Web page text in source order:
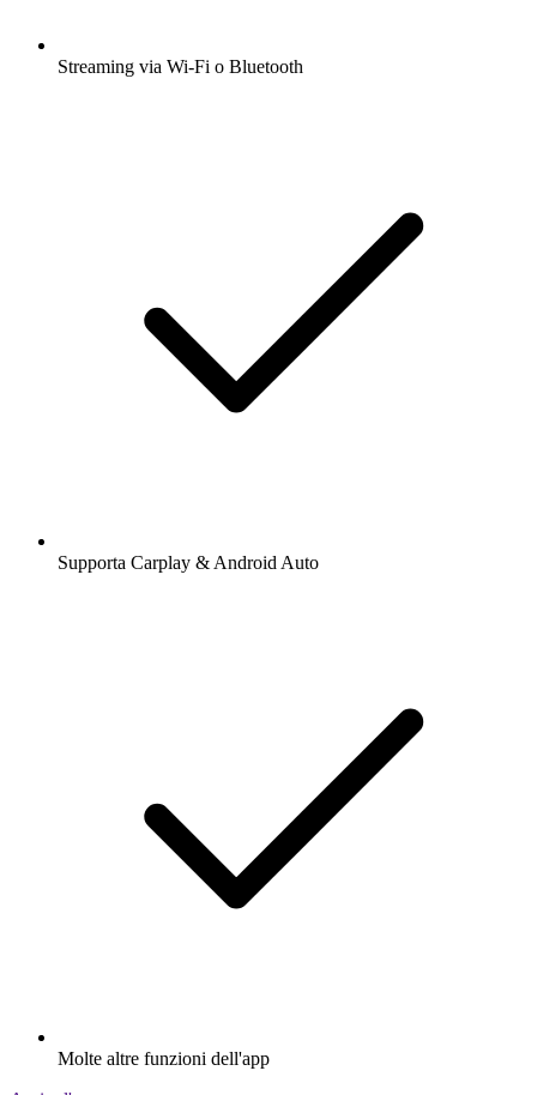
Streaming via Wi-Fi o Bluetooth
Supporta Carplay & Android Auto
Molte altre funzioni dell'app